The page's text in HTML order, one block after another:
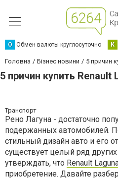
О Обмен валюты круглосуточно К
Головна Бізнес новини 5 причин
5 причин купить Renault
Транспорт
Рено Лагуна - достаточно
подержанных автомобилей.
стильный дизайн авто и его
существует целый ряд
утверждать, что Renault
приобретение. Давайте